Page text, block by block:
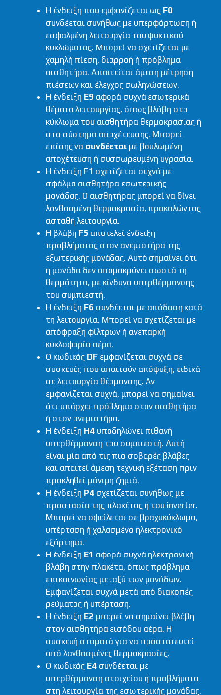
Η ένδειξη που εμφανίζεται ως F0
συνδέεται συνήθως με υπερφόρτωση ή
εσφαλμένη λειτουργία του ψυκτικού
κυκλώματος. Μπορεί να σχετίζεται με
χαμηλή πίεση, διαρροή ή πρόβλημα
αισθητήρα. Απαιτείται άμεση μέτρηση
πιέσεων και έλεγχος σωληνώσεων.
Η ένδειξη E9 αφορά συχνά εσωτερικά
θέματα λειτουργίας, όπως βλάβη στο
κύκλωμα του αισθητήρα θερμοκρασίας ή
στο σύστημα αποχέτευσης. Μπορεί
επίσης να συνδέεται με βουλωμένη
αποχέτευση ή συσσωρευμένη υγρασία.
Η ένδειξη F1 σχετίζεται συχνά με
σφάλμα αισθητήρα εσωτερικής
μονάδας. Ο αισθητήρας μπορεί να δίνει
λανθασμένη θερμοκρασία, προκαλώντας
ασταθή λειτουργία.
Η βλάβη F5 αποτελεί ένδειξη
προβλήματος στον ανεμιστήρα της
εξωτερικής μονάδας. Αυτό σημαίνει ότι
η μονάδα δεν απομακρύνει σωστά τη
θερμότητα, με κίνδυνο υπερθέρμανσης
του συμπιεστή.
Η ένδειξη F6 συνδέεται με απόδοση κατά
τη λειτουργία. Μπορεί να σχετίζεται με
απόφραξη φίλτρων ή ανεπαρκή
κυκλοφορία αέρα.
Ο κωδικός DF εμφανίζεται συχνά σε
συσκευές που απαιτούν απόψυξη, ειδικά
σε λειτουργία θέρμανσης. Αν
εμφανίζεται συχνά, μπορεί να σημαίνει
ότι υπάρχει πρόβλημα στον αισθητήρα
ή στον ανεμιστήρα.
Η ένδειξη H4 υποδηλώνει πιθανή
υπερθέρμανση του συμπιεστή. Αυτή
είναι μία από τις πιο σοβαρές βλάβες
και απαιτεί άμεση τεχνική εξέταση πριν
προκληθεί μόνιμη ζημιά.
Η ένδειξη P4 σχετίζεται συνήθως με
προστασία της πλακέτας ή του inverter.
Μπορεί να οφείλεται σε βραχυκύκλωμα,
υπέρταση ή χαλασμένο ηλεκτρονικό
εξάρτημα.
Η ένδειξη E1 αφορά συχνά ηλεκτρονική
βλάβη στην πλακέτα, όπως πρόβλημα
επικοινωνίας μεταξύ των μονάδων.
Εμφανίζεται συχνά μετά από διακοπές
ρεύματος ή υπέρταση.
Η ένδειξη E2 μπορεί να σημαίνει βλάβη
στον αισθητήρα εισόδου αέρα. Η
συσκευή σταματά για να προστατευτεί
από λανθασμένες θερμοκρασίες.
Ο κωδικός E4 συνδέεται με
υπερθέρμανση στοιχείου ή προβλήματα
στη λειτουργία της εσωτερικής μονάδας.